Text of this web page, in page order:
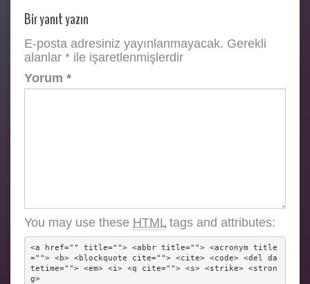
Bir yanıt yazın
E-posta adresiniz yayınlanmayacak. Gerekli
alanlar * ile işaretlenmişlerdir
Yorum *
You may use these HTML tags and attributes:
<a href="" title=""> <abbr title=""> <acronym title
=""> <b> <blockquote cite=""> <cite> <code> <del da
tetime=""> <em> <i> <q cite=""> <s> <strike> <stron
g>